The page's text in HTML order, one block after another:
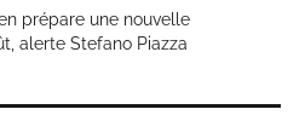
prépare une nouvelle
alerte Stefano Piazza